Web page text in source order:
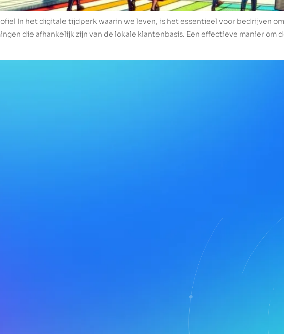
In het digitale tijdperk waarin we leven, is het essentieel voor bedrijven
die afhankelijk zijn van de lokale klantenbasis. Een effectieve manier om